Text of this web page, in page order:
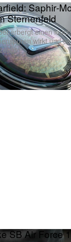
Sternenfeld
einen
wirkt und
SB Air Force